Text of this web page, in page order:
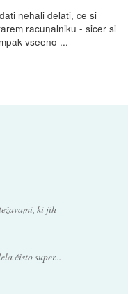
nehali delati, ce si
racunalniku - sicer si
vseeno ...
ki jih
čisto super...